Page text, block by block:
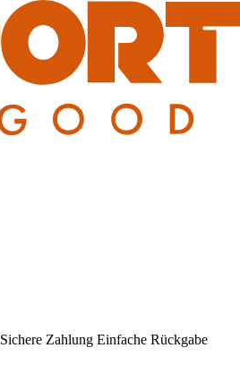
Sichere Zahlung Einfache Rückgabe